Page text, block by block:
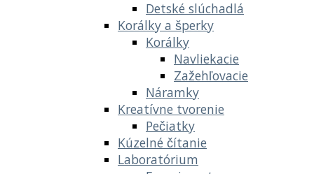
Detské slúchadlá
Korálky a šperky
Korálky
Navliekacie
Zažehľovacie
Náramky
Kreatívne tvorenie
Pečiatky
Kúzelné čítanie
Laboratórium